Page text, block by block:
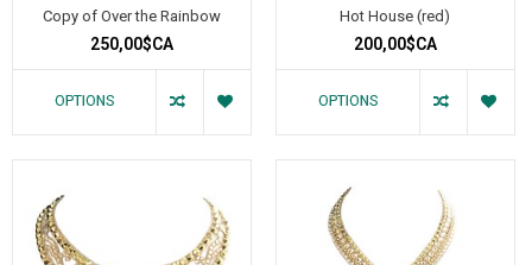
Copy of Over the Rainbow
250,00$CA
OPTIONS
Hot House (red)
200,00$CA
OPTIONS